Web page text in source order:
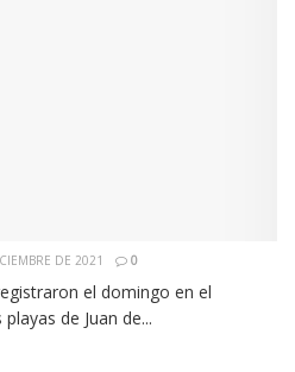
DE 2021 0
el domingo en el
de Juan de...